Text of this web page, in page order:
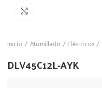
Inicio Atornillado Eléctricos
DLV45C12L-AYK